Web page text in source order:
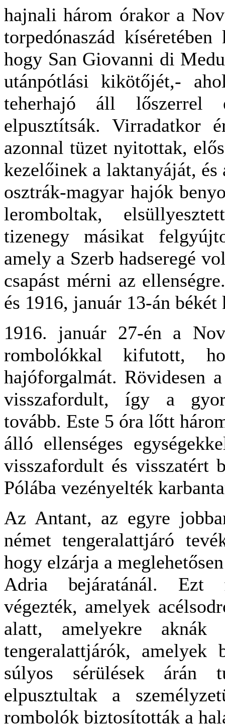
hajnali három órakor a
torpedónaszád
hogy San Giovanni di
utánpótlási kikötőjét,-
teherhajó áll lőszerrel
elpusztítsák. Virradatkor
azonnal tüzet nyitottak,
kezelőinek a laktanyáját,
osztrák-magyar hajók
leromboltak,
tizenegy másikat
amely a Szerb hadseregé
csapást mérni az
és 1916, január 13-án békét
1916. január 27-én a
rombolókkal kifutott,
hajóforgalmát. Rövidesen
visszafordult, így a
tovább. Este 5 óra lőtt
álló ellenséges
visszafordult és visszatért
Pólába vezényelték
Az Antant, az egyre
német tengeralattjáró
hogy elzárja a
Adria bejáratánál. Ezt
végezték, amelyek
alatt, amelyekre
tengeralattjárók, amelyek
súlyos sérülések árán
elpusztultak a
rombolók biztosították a